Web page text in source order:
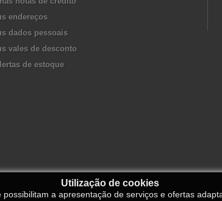
endereços
dados pessoais
vales de desconto
de estoque
Utilização de cookies
a apresentação de serviços e ofertas